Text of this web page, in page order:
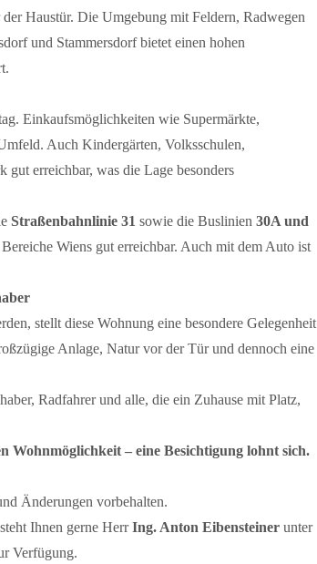
Haustür. Die Umgebung mit Feldern, Radwegen
und Stammersdorf bietet einen hohen
Einkaufsmöglichkeiten wie Supermärkte,
Auch Kindergärten, Volksschulen,
erreichbar, was die Lage besonders
Straßenbahnlinie 31 sowie die Buslinien 30A und
Wiens gut erreichbar. Auch mit dem Auto ist
stellt diese Wohnung eine besondere Gelegenheit
Anlage, Natur vor der Tür und dennoch eine
Radfahrer und alle, die ein Zuhause mit Platz,
Wohnmöglichkeit – eine Besichtigung lohnt sich.
Änderungen vorbehalten.
Ihnen gerne HerrIng. Anton Eibensteiner unter
Verfügung.